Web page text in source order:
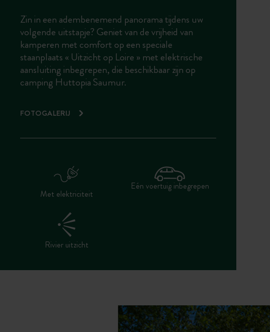
Zin in een adembenemend panorama tijdens uw
volgende uitstapje? Geniet van de vrijheid van
kamperen met comfort op een speciale
staanplaats « Uitzicht op Loire » met elektrische
aansluiting inbegrepen, die beschikbaar zijn op
camping Huttopia Saumur.
FOTOGALERIJ
Met elektriciteit
Eén voertuig inbegrepen
Rivier uitzicht